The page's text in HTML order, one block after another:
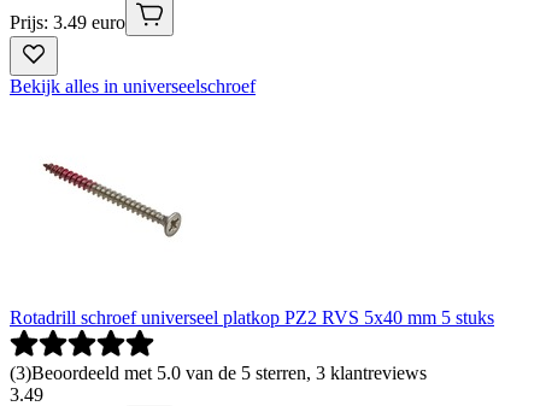
Prijs: 3.49 euro
Bekijk alles in universeelschroef
Rotadrill schroef universeel platkop PZ2 RVS 5x40 mm 5 stuks
(3)Beoordeeld met 5.0 van de 5 sterren, 3 klantreviews
3.49